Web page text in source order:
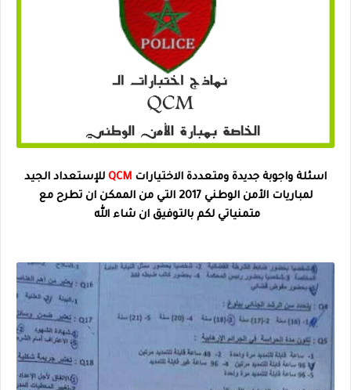
اسئلة واجوبة جديدة ومتعددة الاختيارات QCM للإستعداد الجيد
لمباريات الأمن الوطني 2017 التي من الممكن ان تطرح مع
متمنياتي لكم بالتوفيق ان شاء الله